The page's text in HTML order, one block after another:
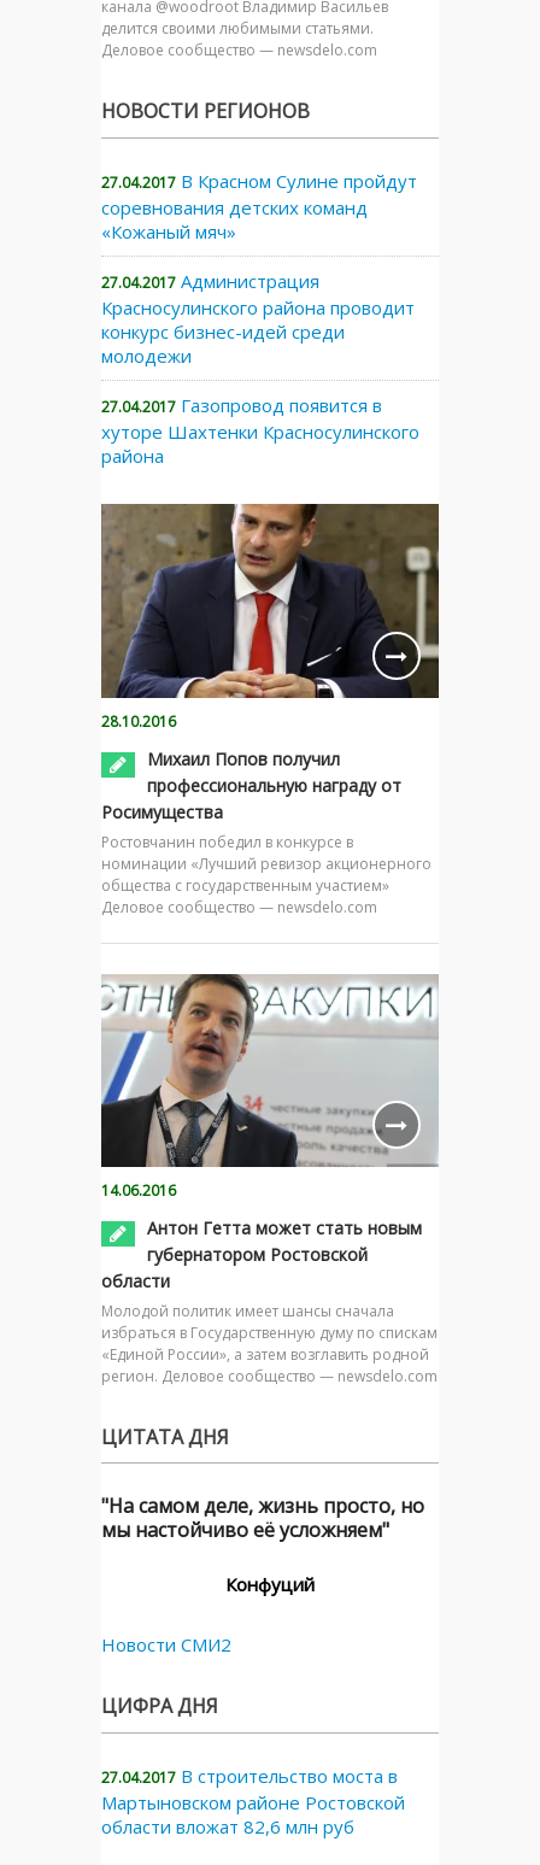
канала @woodroot Владимир Васильев
делится своими любимыми статьями.
Деловое сообщество — newsdelo.com
НОВОСТИ РЕГИОНОВ
27.04.2017 В Красном Сулине пройдут
соревнования детских команд
«Кожаный мяч»
27.04.2017 Администрация
Красносулинского района проводит
конкурс бизнес-идей среди
молодежи
27.04.2017 Газопровод появится в
хуторе Шахтенки Красносулинского
района
28.10.2016
Михаил Попов получил
профессиональную награду от
Росимущества
Ростовчанин победил в конкурсе в
номинации «Лучший ревизор акционерного
общества с государственным участием»
Деловое сообщество — newsdelo.com
14.06.2016
Антон Гетта может стать новым
губернатором Ростовской
области
Молодой политик имеет шансы сначала
избраться в Государственную думу по спискам
«Единой России», а затем возглавить родной
регион. Деловое сообщество — newsdelo.com
ЦИТАТА ДНЯ
"На самом деле, жизнь просто, но
мы настойчиво её усложняем"
Конфуций
Новости СМИ2
ЦИФРА ДНЯ
27.04.2017 В строительство моста в
Мартыновском районе Ростовской
области вложат 82,6 млн руб